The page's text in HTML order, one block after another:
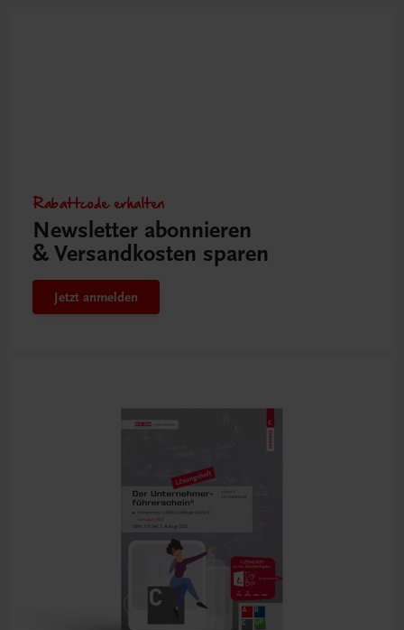
Rabattcode erhalten
Newsletter abonnieren
& Versandkosten sparen
Jetzt anmelden